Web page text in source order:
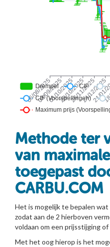
Methode ter
van
toegepast
CARBU.COM
Het is mogelijk te bepalen wat
zodat aan de 2 hierboven
voldaan om een prijsstijging
Met het oog hierop is het